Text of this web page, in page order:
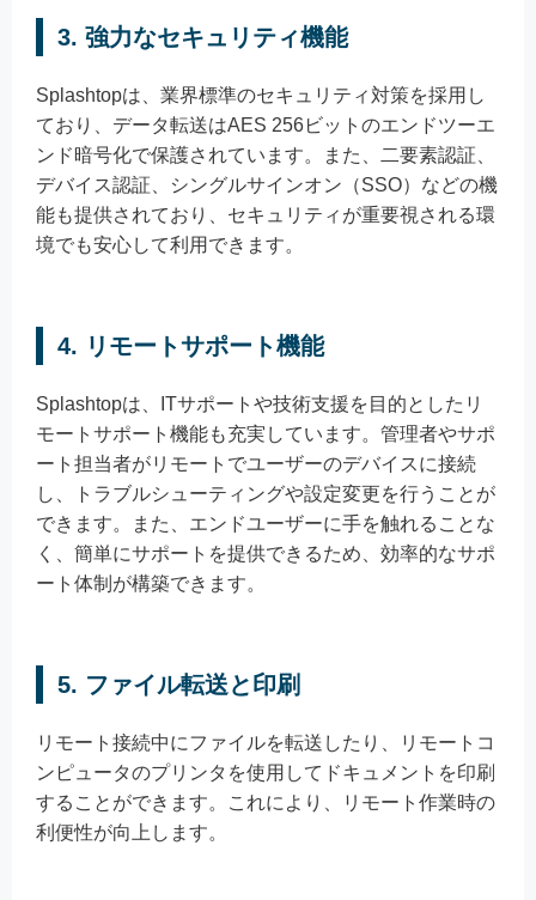
3. 強力なセキュリティ機能
Splashtopは、業界標準のセキュリティ対策を採用し
ており、データ転送はAES 256ビットのエンドツーエ
ンド暗号化で保護されています。また、二要素認証、
デバイス認証、シングルサインオン（SSO）などの機
能も提供されており、セキュリティが重要視される環
境でも安心して利用できます。
4. リモートサポート機能
Splashtopは、ITサポートや技術支援を目的としたリ
モートサポート機能も充実しています。管理者やサポ
ート担当者がリモートでユーザーのデバイスに接続
し、トラブルシューティングや設定変更を行うことが
できます。また、エンドユーザーに手を触れることな
く、簡単にサポートを提供できるため、効率的なサポ
ート体制が構築できます。
5. ファイル転送と印刷
リモート接続中にファイルを転送したり、リモートコ
ンピュータのプリンタを使用してドキュメントを印刷
することができます。これにより、リモート作業時の
利便性が向上します。